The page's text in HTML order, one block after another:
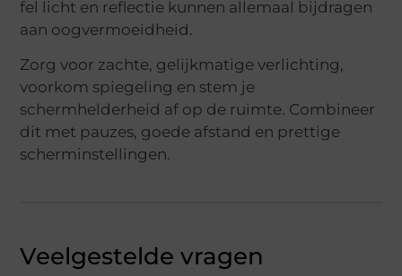
fel licht en reflectie kunnen allemaal bijdragen
aan oogvermoeidheid.
Zorg voor zachte, gelijkmatige verlichting,
voorkom spiegeling en stem je
schermhelderheid af op de ruimte. Combineer
dit met pauzes, goede afstand en prettige
scherminstellingen.
Veelgestelde vragen